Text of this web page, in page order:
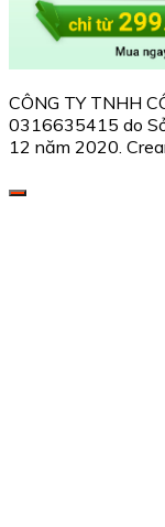
CÔNG TY TNHH
0316635415 do
12 năm 2020.